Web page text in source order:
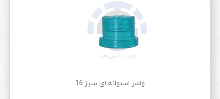
واشر استوانه ای سایز 16